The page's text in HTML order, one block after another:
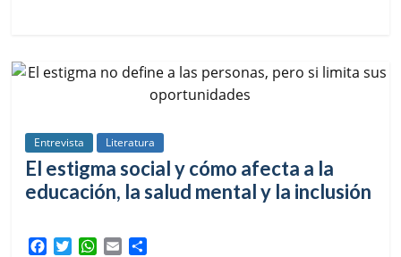
Entrevista Literatura
El estigma social y cómo afecta a la
educación, la salud mental y la inclusión
F
T
W
E